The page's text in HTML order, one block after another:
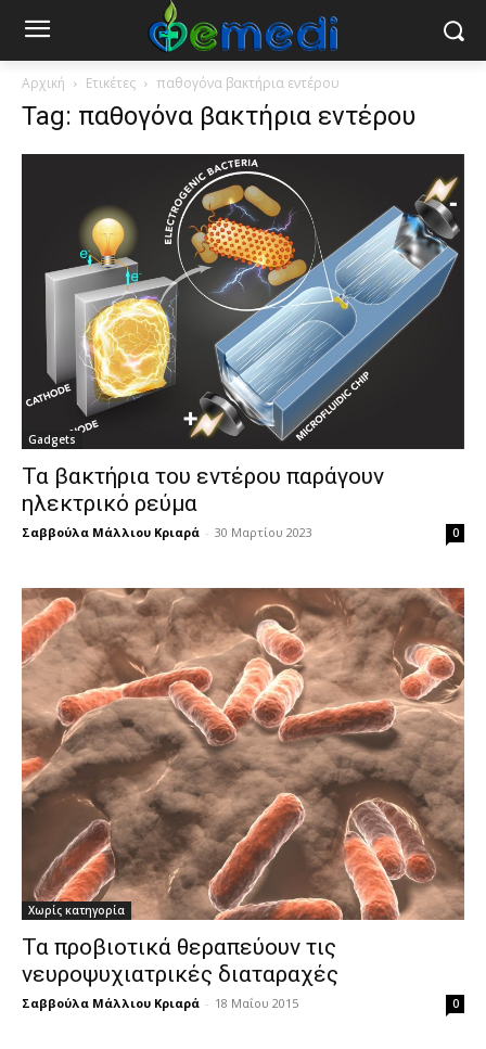
Αρχική Ετικέτες παθογόνα βακτήρια εντέρου
Tag: παθογόνα βακτήρια εντέρου
Gadgets
Τα βακτήρια του εντέρου παράγουν
ηλεκτρικό ρεύμα
Σαββούλα Μάλλιου Κριαρά - 30 Μαρτίου 2023 0
Χωρίς κατηγορία
Τα προβιοτικά θεραπεύουν τις
νευροψυχιατρικές διαταραχές
Σαββούλα Μάλλιου Κριαρά - 18 Μαΐου 2015 0